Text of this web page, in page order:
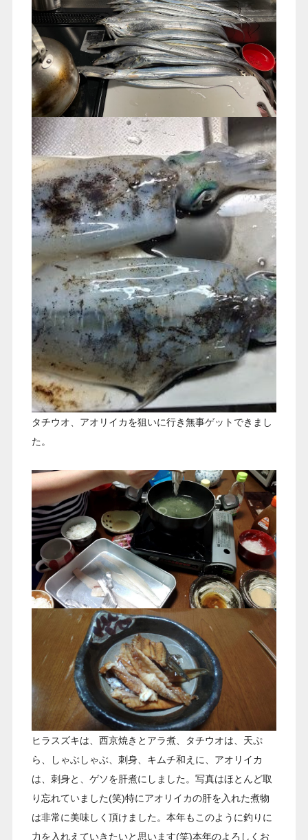
タチウオ、アオリイカを狙いに行き無事ゲットできまし
た。
ヒラスズキは、西京焼きとアラ煮、タチウオは、天ぷ
ら、しゃぶしゃぶ、刺身、キムチ和えに、アオリイカ
は、刺身と、ゲソを肝煮にしました。写真はほとんど取
り忘れていました(笑)特にアオリイカの肝を入れた煮物
は非常に美味しく頂けました。本年もこのように釣りに
力を入れえていきたいと思います(笑)本年のよろしくお